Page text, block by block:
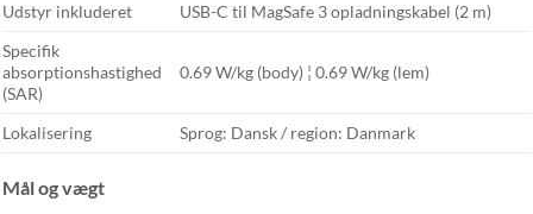
Udstyr inkluderet
USB-C til MagSafe 3 opladningskabel (2 m)
Specifik
absorptionshastighed
(SAR)
0.69 W/kg (body) ¦ 0.69 W/kg (lem)
Lokalisering Sprog: Dansk / region: Danmark
Mål og vægt